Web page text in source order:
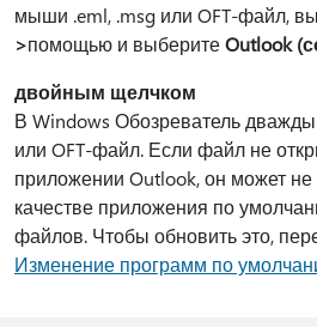
мыши .eml, .msg или OFT-файл,
>помощью и выберитеOutlook
двойным щелчком
В Windows Обозреватель
или OFT-файл. Если файл не
приложении Outlook, он может не
качестве приложения по
файлов. Чтобы обновить это,
Изменение программ по